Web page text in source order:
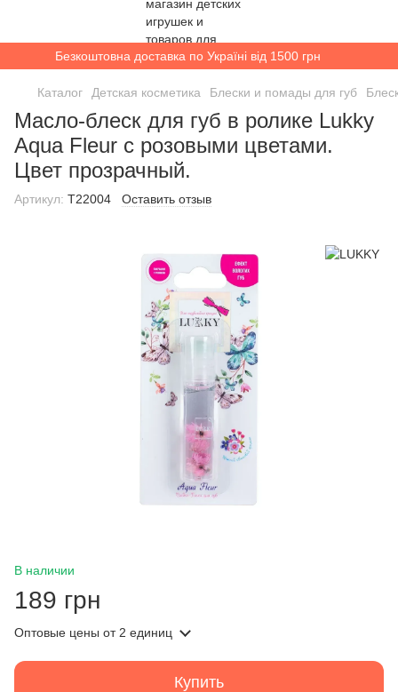
Безкоштовна доставка по Україні від 1500 грн
Каталог Детская косметика Блески и помады для губ
Масло-блеск для губ в ролике Lukky
Aqua Fleur с розовыми цветами.
Цвет прозрачный.
Артикул: T22004 Оставить отзыв
В наличии
189 грн
Оптовые цены от 2 единиц
Купить